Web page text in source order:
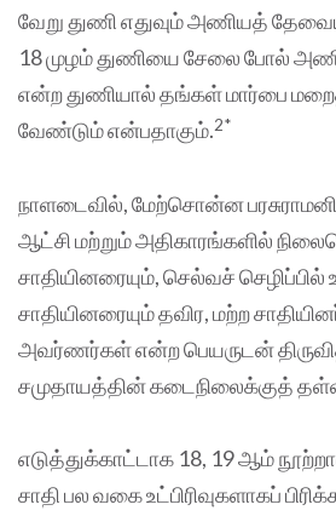
வேறு துணி எதுவும் அணியத்
18 முழம் துணியை சேலை போல்
என்ற துணியால் தங்கள் மார்பை
வேண்டும் என்பதாகும்.2*
நாளடைவில், மேற்சொன்ன
ஆட்சி மற்றும் அதிகாரங்களில்
சாதியினரையும், செல்வச் செழிப்பில்
சாதியினரையும் தவிர, மற்ற
அவர்ணர்கள் என்ற பெயருடன்
சமுதாயத்தின் கடைநிலைக்குத்
எடுத்துக்காட்டாக 18, 19 ஆம்
சாதி பல வகை உட்பிரிவுகளாகப்